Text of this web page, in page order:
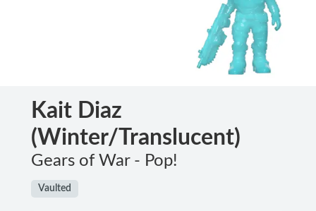
Kait Diaz
(Winter/Translucent)
Gears of War - Pop!
Vaulted